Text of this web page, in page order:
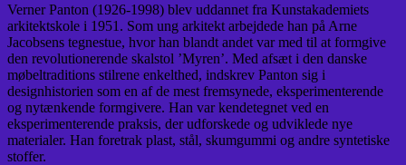
Verner Panton (1926-1998) blev uddannet fra Kunstakademiets
arkitektskole i 1951. Som ung arkitekt arbejdede han på Arne
Jacobsens tegnestue, hvor han blandt andet var med til at formgive
den revolutionerende skalstol ’Myren’. Med afsæt i den danske
møbeltraditions stilrene enkelthed, indskrev Panton sig i
designhistorien som en af de mest fremsynede, eksperimenterende
og nytænkende formgivere. Han var kendetegnet ved en
eksperimenterende praksis, der udforskede og udviklede nye
materialer. Han foretrak plast, stål, skumgummi og andre syntetiske
stoffer.